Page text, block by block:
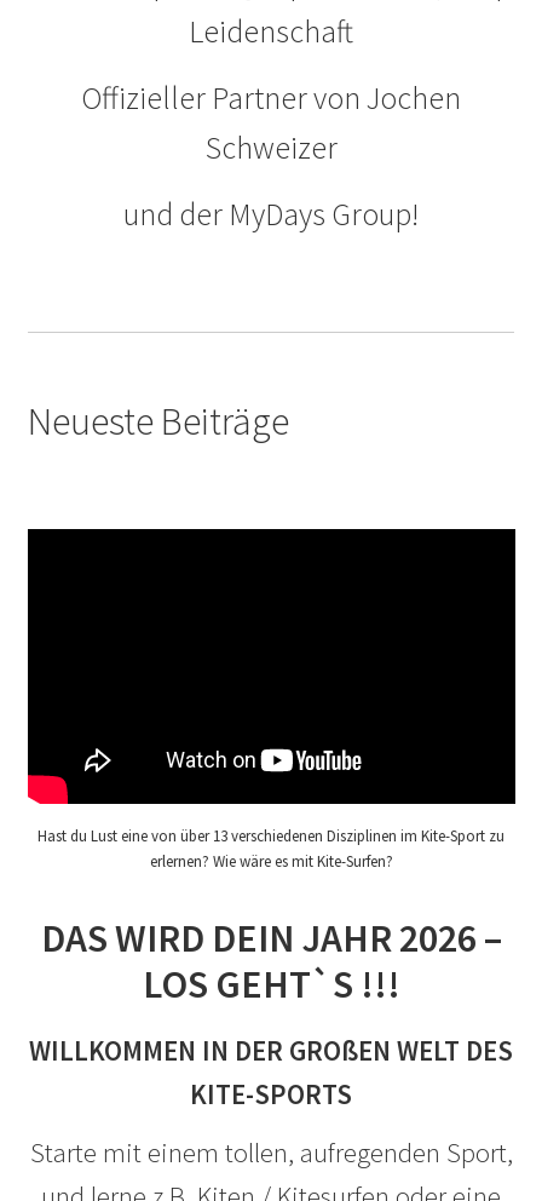
Leidenschaft
Offizieller Partner von Jochen
Schweizer
und der MyDays Group!
Neueste Beiträge
Hast du Lust eine von über 13 verschiedenen Disziplinen im Kite-Sport zu
erlernen? Wie wäre es mit Kite-Surfen?
DAS WIRD DEIN JAHR 2026 –
LOS GEHT`S !!!
WILLKOMMEN IN DER GROßEN WELT DES
KITE-SPORTS
Starte mit einem tollen, aufregenden Sport,